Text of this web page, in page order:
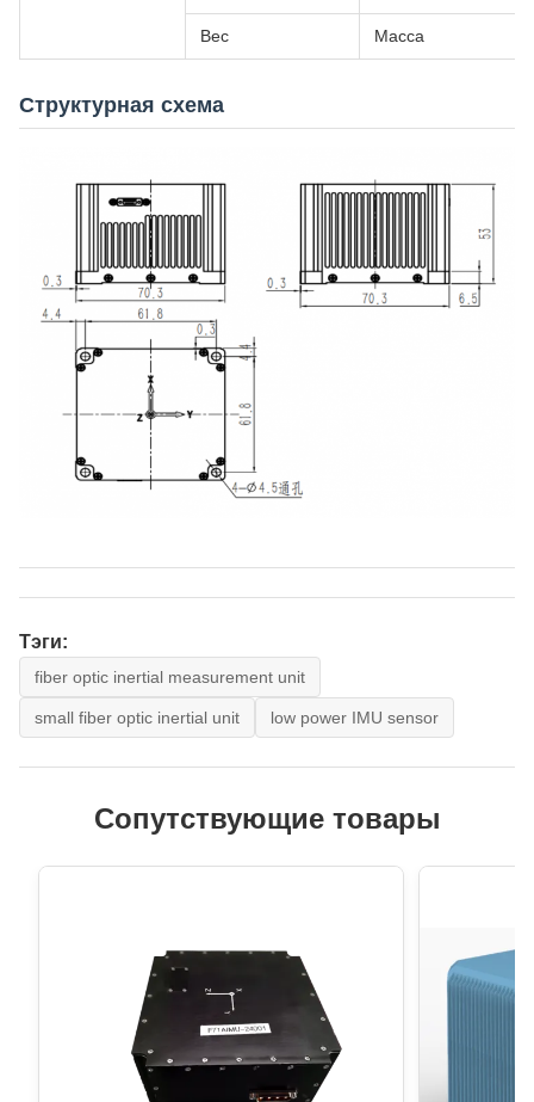
Вес Масса
Структурная схема
Тэги:
fiber optic inertial measurement unit
small fiber optic inertial unit low power IMU sensor
Сопутствующие товары